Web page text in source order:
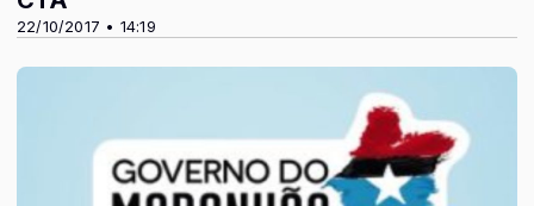
22/10/2017 • 14:19